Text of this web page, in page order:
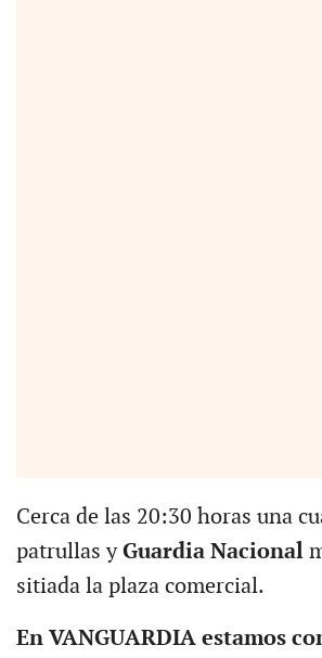
Cerca de las 20:30 horas una
patrullas yGuardia Nacional
sitiada la plaza comercial.
En VANGUARDIA estamos